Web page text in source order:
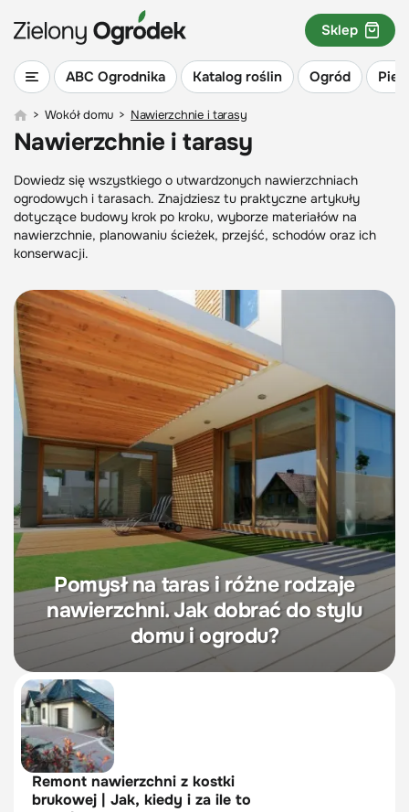
ABC Ogrodnika Katalog roślin Ogród
Sklep
> Wokół domu > Nawierzchnie i tarasy
Nawierzchnie i tarasy
Dowiedz się wszystkiego o utwardzonych nawierzchniach
ogrodowych i tarasach. Znajdziesz tu praktyczne artykuły
dotyczące budowy krok po kroku, wyborze materiałów na
nawierzchnie, planowaniu ścieżek, przejść, schodów oraz ich
konserwacji.
Pomysł na taras i różne rodzaje
nawierzchni. Jak dobrać do stylu
domu i ogrodu?
Remont nawierzchni z kostki
brukowej | Jak, kiedy i za ile to